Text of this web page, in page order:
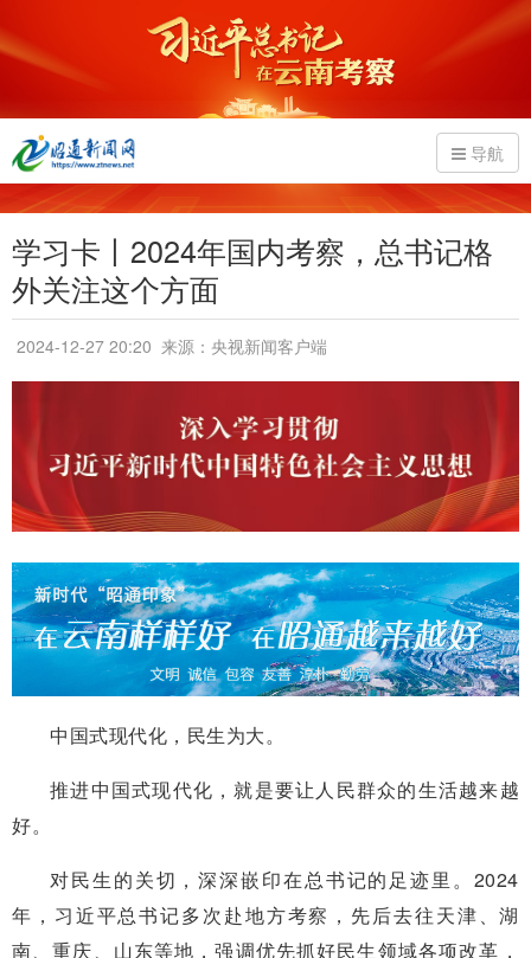
导航
学习卡丨2024年国内考察，总书记格
外关注这个方面
2024-12-27 20:20 来源：央视新闻客户端
中国式现代化，民生为大。
推进中国式现代化，就是要让人民群众的生活越来越
好。
对民生的关切，深深嵌印在总书记的足迹里。2024
年，习近平总书记多次赴地方考察，先后去往天津、湖
南、重庆、山东等地，强调优先抓好民生领域各项改革，